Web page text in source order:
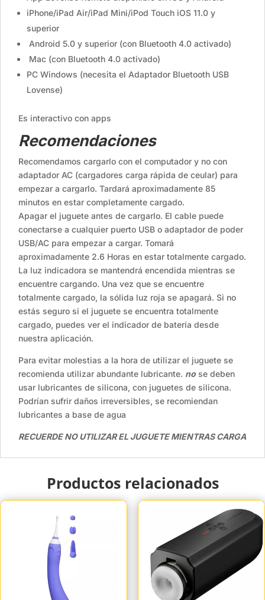
iPhone/iPad Air/iPad Mini/iPod Touch iOS 11.0 y
superior
Android 5.0 y superior (con Bluetooth 4.0 activado)
Mac (con Bluetooth 4.0 activado)
PC Windows (necesita el Adaptador Bluetooth USB
Lovense)
Es interactivo con apps
Recomendaciones
Recomendamos cargarlo con el computador y no con
adaptador AC (cargadores carga rápida de ceular) para
empezar a cargarlo. Tardará aproximadamente 85
minutos en estar completamente cargado.
Apagar el juguete antes de cargarlo. El cable puede
conectarse a cualquier puerto USB o adaptador de poder
USB/AC para empezar a cargar. Tomará
aproximadamente 2.6 Horas en estar totalmente cargado.
La luz indicadora se mantendrá encendida mientras se
encuentre cargando. Una vez que se encuentre
totalmente cargado, la sólida luz roja se apagará. Si no
estás seguro si el juguete se encuentra totalmente
cargado, puedes ver el indicador de batería desde
nuestra aplicación.
Para evitar molestias a la hora de utilizar el juguete se
recomienda utilizar abundante lubricante. no se deben
usar lubricantes de silicona, con juguetes de silicona.
Podrían sufrir daños irreversibles, se recomiendan
lubricantes a base de agua
RECUERDE NO UTILIZAR EL JUGUETE MIENTRAS CARGA
Productos relacionados